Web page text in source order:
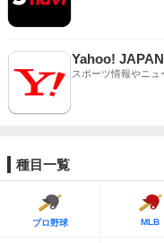
Yahoo!
スポーツ情報やニ
種目一覧
プロ野球 MLB